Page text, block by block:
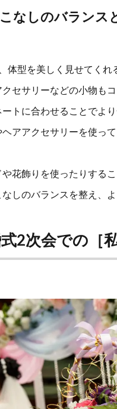
なしのバランス
体型を美しく見せてくれ
セサリーなどの小物も
トに合わせることでよ
アアクセサリーを使っ
花飾りを使ったりする
しのバランスを整え、
2次会での［